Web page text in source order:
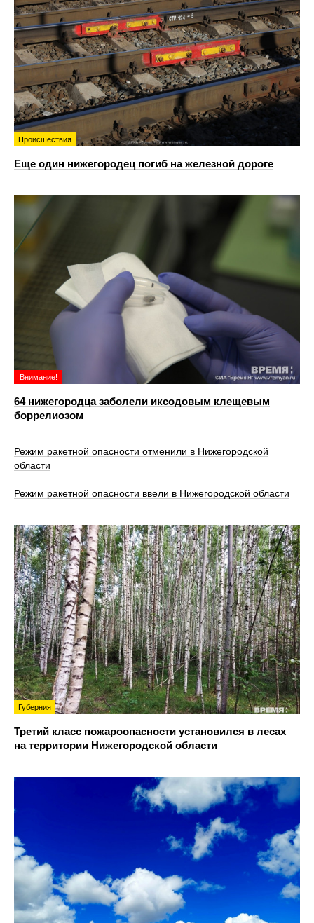
Происшествия
Еще один нижегородец погиб на железной дороге
Внимание!
64 нижегородца заболели иксодовым клещевым
боррелиозом
Режим ракетной опасности отменили в Нижегородской
области
Режим ракетной опасности ввели в Нижегородской области
Губерния
Третий класс пожароопасности установился в лесах
на территории Нижегородской области